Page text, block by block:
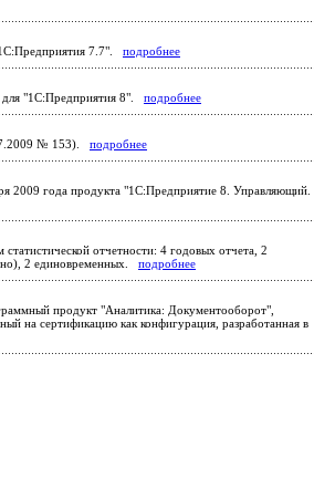
7.7". подробнее
для "1С:Предприятия 8". подробнее
№ 153). подробнее
года продукта "1С:Предприятие 8. Управляющий.
отчетности: 4 годовых отчета, 2
2 единовременных. подробнее
продукт "Аналитика: Документооборот",
на сертификацию как конфигурация, разработанная в